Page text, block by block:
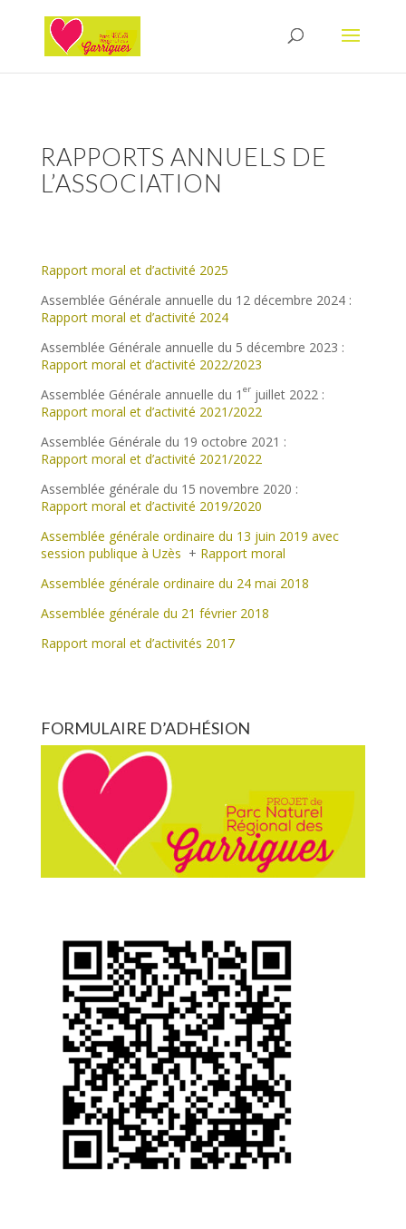
RAPPORTS ANNUELS DE
L’ASSOCIATION
Rapport moral et d’activité 2025
Assemblée Générale annuelle du 12 décembre 2024 :
Rapport moral et d’activité 2024
Assemblée Générale annuelle du 5 décembre 2023 :
Rapport moral et d’activité 2022/2023
Assemblée Générale annuelle du 1 erjuillet 2022 :
Rapport moral et d’activité 2021/2022
Assemblée Générale du 19 octobre 2021 :
Rapport moral et d’activité 2021/2022
Assemblée générale du 15 novembre 2020 :
Rapport moral et d’activité 2019/2020
Assemblée générale ordinaire du 13 juin 2019 avec
session publique à Uzès + Rapport moral
Assemblée générale ordinaire du 24 mai 2018
Assemblée générale du 21 février 2018
Rapport moral et d’activités 2017
FORMULAIRE D’ADHÉSION